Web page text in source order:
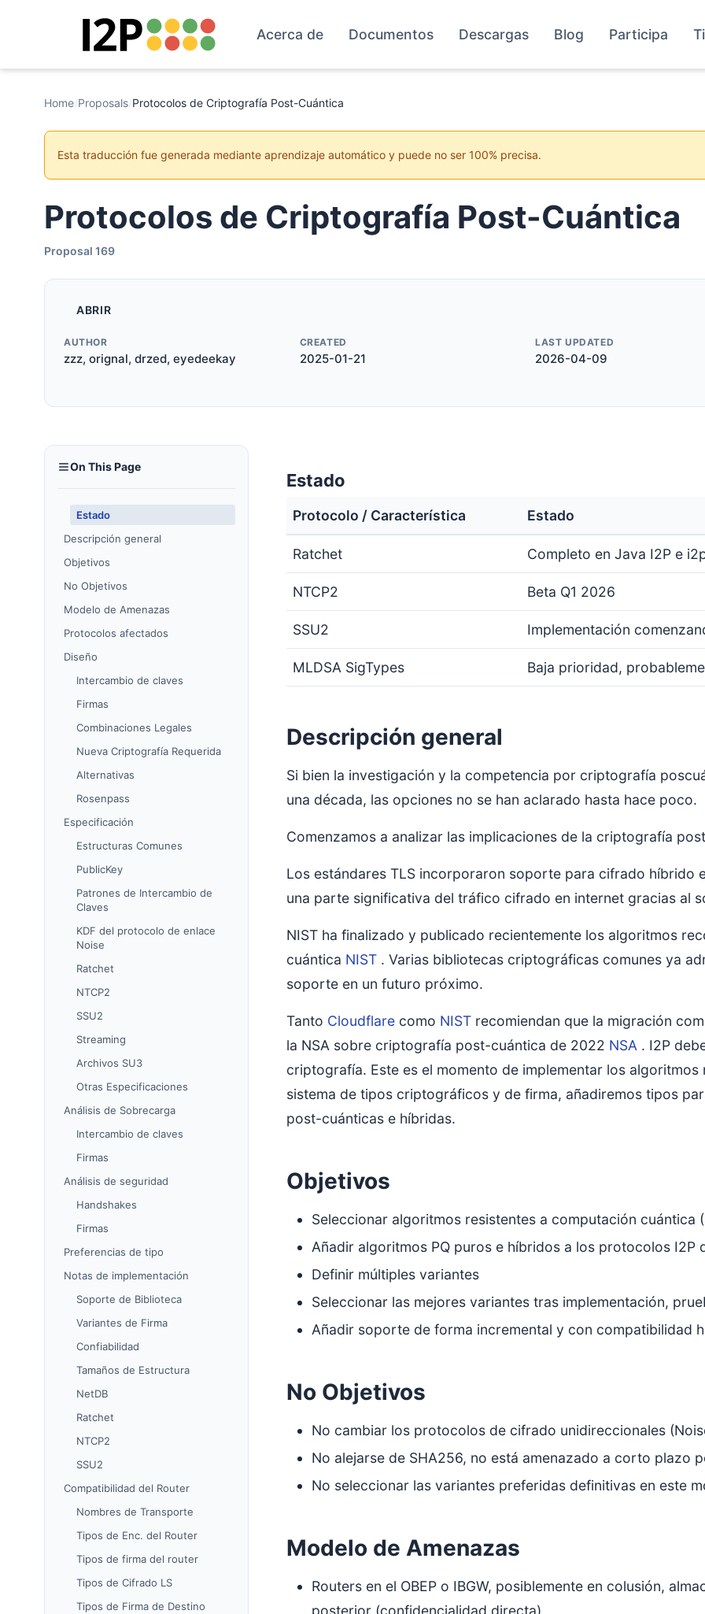
Acerca de Documentos Descargas Blog Participa
Home/Proposals/Protocolos de Criptografía Post-Cuántica
Esta traducción fue generada mediante aprendizaje automático y puede no ser 100% precisa.
Protocolos de Criptografía Post-Cuántica
Proposal 169
ABRIR
AUTHOR
zzz, orignal, drzed, eyedeekay
CREATED
2025-01-21
LAST UPDATED
2026-04-09
On This Page
Estado
Descripción general
Objetivos
No Objetivos
Modelo de Amenazas
Protocolos afectados
Diseño
Intercambio de claves
Firmas
Combinaciones Legales
Nueva Criptografía Requerida
Alternativas
Rosenpass
Especificación
Estructuras Comunes
PublicKey
Patrones de Intercambio de
Claves
KDF del protocolo de enlace
Noise
Ratchet
NTCP2
SSU2
Streaming
Archivos SU3
Otras Especificaciones
Análisis de Sobrecarga
Intercambio de claves
Firmas
Análisis de seguridad
Handshakes
Firmas
Preferencias de tipo
Notas de implementación
Soporte de Biblioteca
Variantes de Firma
Confiabilidad
Tamaños de Estructura
NetDB
Ratchet
NTCP2
SSU2
Compatibilidad del Router
Nombres de Transporte
Tipos de Enc. del Router
Tipos de firma del router
Tipos de Cifrado LS
Tipos de Firma de Destino
Estado
Protocolo / Característica Estado
Ratchet Completo en Java I2P e
NTCP2 Beta Q1 2026
SSU2 Implementación
MLDSA SigTypes Baja prioridad,
Descripción general
Si bien la investigación y la competencia por criptografía
una década, las opciones no se han aclarado hasta hace poco.
Comenzamos a analizar las implicaciones de la criptografía
Los estándares TLS incorporaron soporte para cifrado híbrido
una parte significativa del tráfico cifrado en internet gracias al
NIST ha finalizado y publicado recientemente los algoritmos
cuántica NIST . Varias bibliotecas criptográficas comunes ya
soporte en un futuro próximo.
Tanto Cloudflare como NIST recomiendan que la migración
la NSA sobre criptografía post-cuántica de 2022 NSA . I2P
criptografía. Este es el momento de implementar los
sistema de tipos criptográficos y de firma, añadiremos tipos
post-cuánticas e híbridas.
Objetivos
Seleccionar algoritmos resistentes a computación cuántica
Añadir algoritmos PQ puros e híbridos a los protocolos I2P
Definir múltiples variantes
Seleccionar las mejores variantes tras implementación,
Añadir soporte de forma incremental y con compatibilidad
No Objetivos
No cambiar los protocolos de cifrado unidireccionales
No alejarse de SHA256, no está amenazado a corto plazo
No seleccionar las variantes preferidas definitivas en este
Modelo de Amenazas
Routers en el OBEP o IBGW, posiblemente en colusión,
posterior (confidencialidad directa)